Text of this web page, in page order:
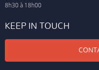
8h30 à 18h00
KEEP IN TOUCH